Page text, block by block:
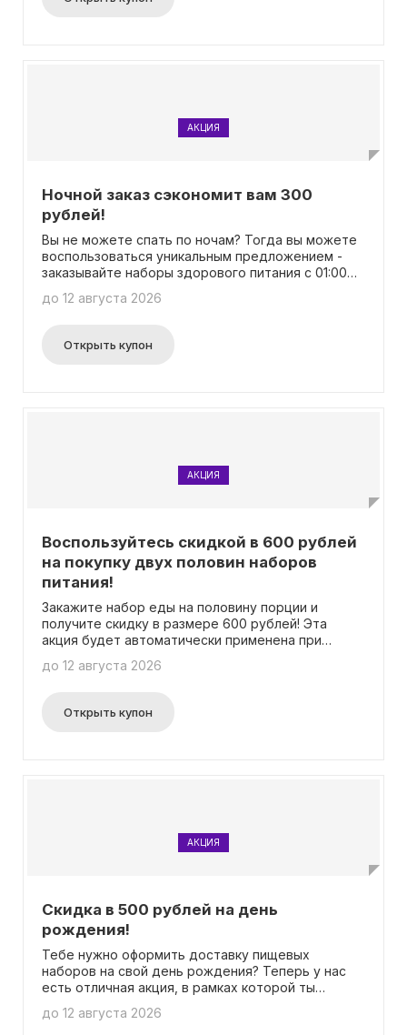
АКЦИЯ
Ночной заказ сэкономит вам 300
рублей!
Вы не можете спать по ночам? Тогда вы можете
воспользоваться уникальным предложением -
заказывайте наборы здорового питания с 01:00
рублей! Отличная возможность сэкономить без
до 12 августа 2026
Открыть купон
АКЦИЯ
Воспользуйтесь скидкой в 600 рублей
на покупку двух половин наборов
питания!
Закажите набор еды на половину порции и
получите скидку в размере 600 рублей! Эта
акция будет автоматически применена при
понадобится вводить промокод.
до 12 августа 2026
Открыть купон
АКЦИЯ
Скидка в 500 рублей на день
рождения!
Тебе нужно оформить доставку пищевых
наборов на свой день рождения? Теперь у нас
есть отличная акция, в рамках которой ты
Приятно, что для этого не требуется вводить
до 12 августа 2026